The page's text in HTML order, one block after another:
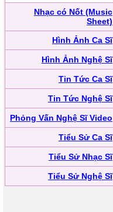
Nhạc có Nốt (Music
Sheet)
Hình Ảnh Ca Sĩ
Hình Ảnh Nghệ Sĩ
Tin Tức Ca Sĩ
Tin Tức Nghệ Sĩ
Phỏng Vấn Nghệ Sĩ Video
Tiểu Sử Ca Sĩ
Tiểu Sử Nhạc Sĩ
Tiểu Sử Nghệ Sĩ